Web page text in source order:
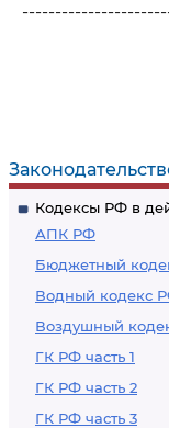
Кодексы РФ в
АПК РФ
Бюджетный
Водный кодекс
Воздушный
ГК РФ часть 1
ГК РФ часть 2
ГК РФ часть 3